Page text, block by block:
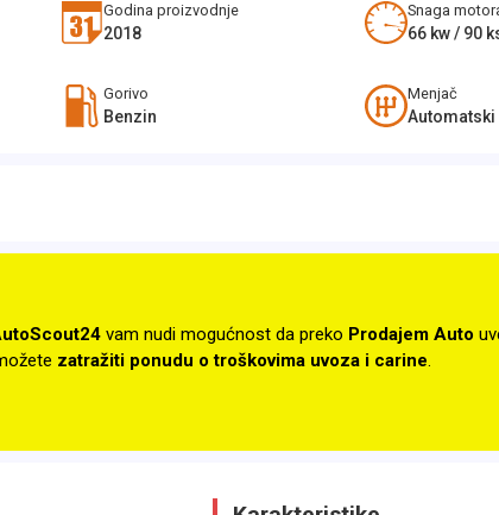
Godina proizvodnje
2018
Snaga
66 kw / 90
Gorivo
Benzin
Menjač
Automatski
vam nudi mogućnost da preko Prodajem Auto
zatražiti ponudu o troškovima uvoza i carine.